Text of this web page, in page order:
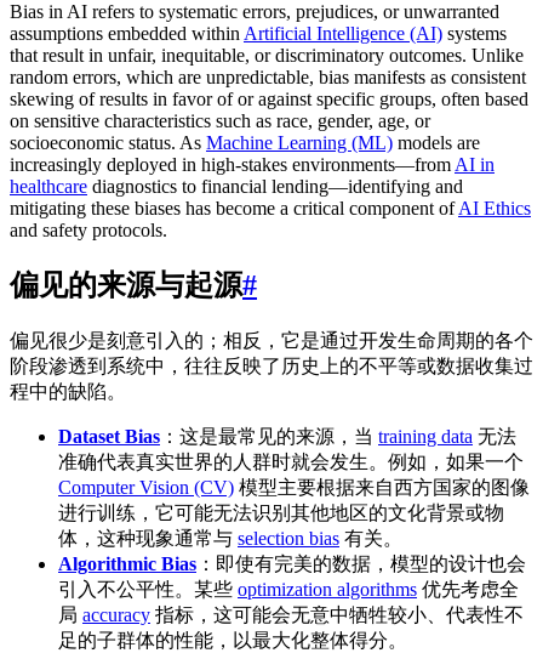
Bias in AI refers to systematic errors, prejudices, or unwarranted
assumptions embedded within Artificial Intelligence (AI) systems
that result in unfair, inequitable, or discriminatory outcomes. Unlike
random errors, which are unpredictable, bias manifests as consistent
skewing of results in favor of or against specific groups, often based
on sensitive characteristics such as race, gender, age, or
socioeconomic status. As Machine Learning (ML) models are
increasingly deployed in high-stakes environments—from AI in
healthcare diagnostics to financial lending—identifying and
mitigating these biases has become a critical component ofAI Ethics
and safety protocols.
偏见的来源与起源#
偏见很少是刻意引入的；相反，它是通过开发生命周期的各个
阶段渗透到系统中，往往反映了历史上的不平等或数据收集过
程中的缺陷。
Dataset Bias ：这是最常见的来源，当 training data 无法
准确代表真实世界的人群时就会发生。例如，如果一个
Computer Vision (CV) 模型主要根据来自西方国家的图像
进行训练，它可能无法识别其他地区的文化背景或物
体，这种现象通常与 selection bias 有关。
Algorithmic Bias ：即使有完美的数据，模型的设计也会
引入不公平性。某些 optimization algorithms 优先考虑全
局 accuracy 指标，这可能会无意中牺牲较小、代表性不
足的子群体的性能，以最大化整体得分。